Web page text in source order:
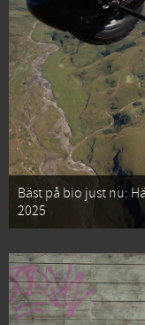
Bäst på bio just nu:
2025